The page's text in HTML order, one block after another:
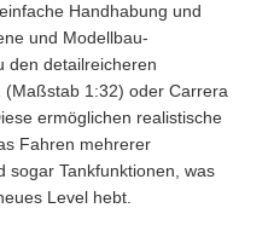
Handhabung und
und Modellbau-
den detailreicheren
1:32) oder Carrera
ermöglichen realistische
Fahren mehrerer
sogar Tankfunktionen, was
Level hebt.